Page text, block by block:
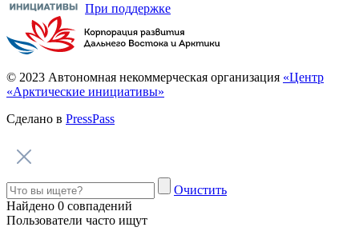
При поддержке
© 2023 Автономная некоммерческая организация «Центр
«Арктические инициативы»
Сделано в PressPass
Очистить
Найдено 0 совпадений
Пользователи часто ищут